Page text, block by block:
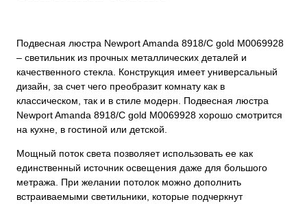
Подвесная люстра Newport Amanda 8918/C gold М0069928
– светильник из прочных металлических деталей и
качественного стекла. Конструкция имеет универсальный
дизайн, за счет чего преобразит комнату как в
классическом, так и в стиле модерн. Подвесная люстра
Newport Amanda 8918/C gold М0069928 хорошо смотрится
на кухне, в гостиной или детской.
Мощный поток света позволяет использовать ее как
единственный источник освещения даже для большого
метража. При желании потолок можно дополнить
встраиваемыми светильники, которые подчеркнут